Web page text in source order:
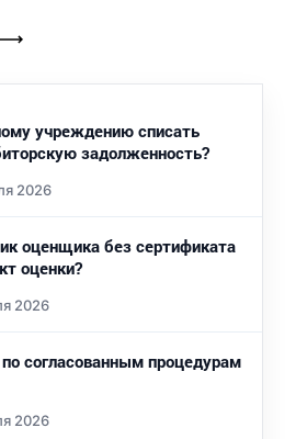
учреждению списать
задолженность?
2026
оценщика без сертификата
оценки?
2026
согласованным процедурам
2026